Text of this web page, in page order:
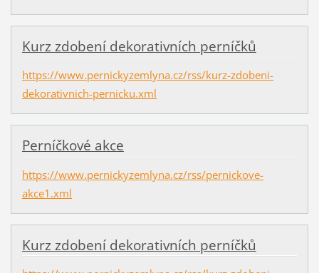
Kurz zdobení dekorativních perníčků
https://www.pernickyzemlyna.cz/rss/kurz-zdobeni-
dekorativnich-pernicku.xml
Perníčkové akce
https://www.pernickyzemlyna.cz/rss/pernickove-
akce1.xml
Kurz zdobení dekorativních perníčků